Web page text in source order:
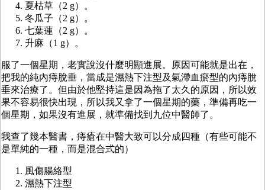
夏枯草（2 g）。
冬瓜子（2 g）。
七葉蓮（2 g）。
升麻（1 g）。
服了一個星期，老實說沒什麼明顯進展。原因可能就是出在，
把我的純內痔脫垂，當成是濕熱下注型及氣滯血瘀型的內痔脫
垂來治療了。但由於他堅持這是因為拖了太久的原因，所以效
果不容易很快出現，所以我又拿了一個星期的藥，準備再吃一
個星期，如果沒有進展，就準備找到九位中醫師了。
我查了幾本醫書，痔瘡在中醫大致可以分成四種（有些可能不
是單純的一種，而是混合式的）
風傷腸絡型
濕熱下注型